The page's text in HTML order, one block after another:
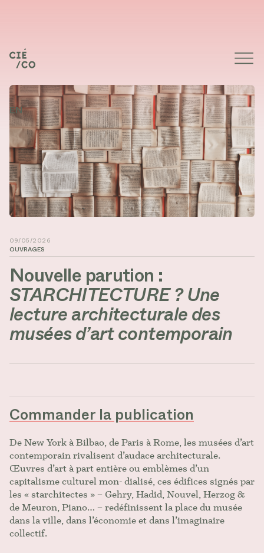
EN
Photographie de Patrick Tomasso sur Unsplash
09/05/2026
OUVRAGES
Nouvelle parution :
STARCHITECTURE ? Une
lecture architecturale des
musées d’art contemporain
Commander la publication
De New York à Bilbao, de Paris à Rome, les musées d’art
contemporain rivalisent d’audace architecturale.
Œuvres d’art à part entière ou emblèmes d’un
capitalisme culturel mon- dialisé, ces édifices signés par
les « starchitectes » – Gehry, Hadid, Nouvel, Herzog &
de Meuron, Piano… – redéfinissent la place du musée
dans la ville, dans l’économie et dans l’imaginaire
collectif.